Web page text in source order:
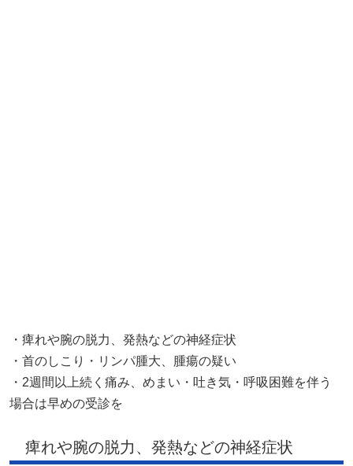
・痺れや腕の脱力、発熱などの神経症状
・首のしこり・リンパ腫大、腫瘍の疑い
・2週間以上続く痛み、めまい・吐き気・呼吸困難を伴う
場合は早めの受診を
痺れや腕の脱力、発熱などの神経症状